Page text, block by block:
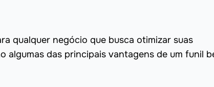
qualquer negócio que busca otimizar suas
algumas das principais vantagens de um funil